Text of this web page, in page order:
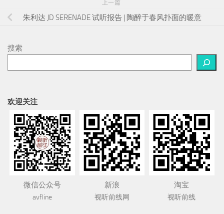
上一篇
朱利达 JD SERENADE 试听报告 | 陶醉于春风扑面的暖意
搜索
欢迎关注
微信公众号
avfline
新浪
视听前线网
淘宝
视听前线